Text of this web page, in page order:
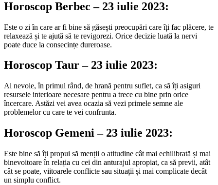
Horoscop Berbec – 23 iulie 2023:
Este o zi în care ar fi bine să găsești preocupări care îți fac plăcere, te
relaxează și te ajută să te revigorezi. Orice decizie luată la nervi
poate duce la consecințe dureroase.
Horoscop Taur – 23 iulie 2023:
Ai nevoie, în primul rând, de hrană pentru suflet, ca să îți asiguri
resursele interioare necesare pentru a trece cu bine prin orice
încercare. Astăzi vei avea ocazia să vezi primele semne ale
problemelor cu care te vei confrunta.
Horoscop Gemeni – 23 iulie 2023:
Este bine să îți propui să menții o atitudine cât mai echilibrată și mai
binevoitoare în relația cu cei din anturajul apropiat, ca să previi, atât
cât se poate, viitoarele conflicte sau situații și mai complicate decât
un simplu conflict.